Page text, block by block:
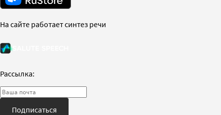
На сайте работает синтез речи
Рассылка:
Подписаться